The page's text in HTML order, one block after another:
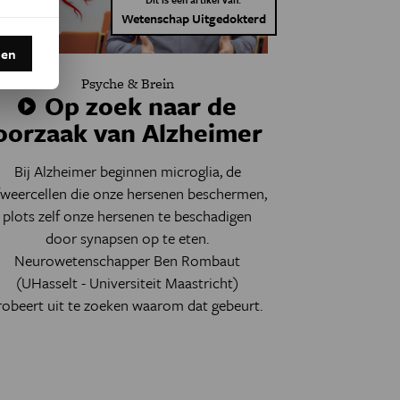
Wetenschap Uitgedokterd
Psyche & Brein
Op zoek naar de
van Alzheimer
Bij Alzheimer beginnen microglia, de
die onze hersenen beschermen,
plots zelf onze hersenen te beschadigen
door synapsen op te eten.
Neurowetenschapper Ben Rombaut
(UHasselt - Universiteit Maastricht)
uit te zoeken waarom dat gebeurt.